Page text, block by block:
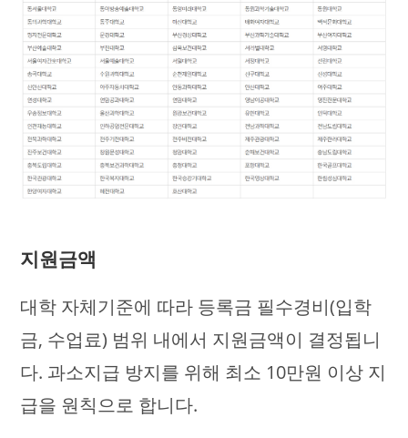
지원금액
대학 자체기준에 따라 등록금 필수경비(입학
금, 수업료) 범위 내에서 지원금액이 결정됩니
다. 과소지급 방지를 위해 최소 10만원 이상 지
급을 원칙으로 합니다.